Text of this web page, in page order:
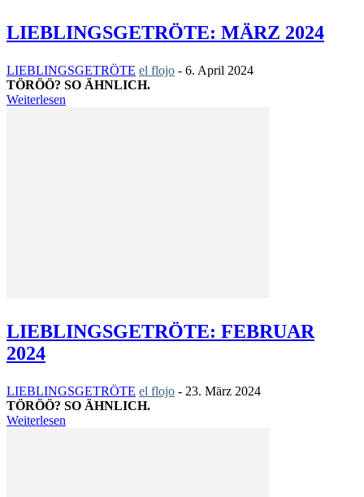
LIEBLINGSGETRÖTE: MÄRZ 2024
LIEBLINGSGETRÖTE el flojo - 6. April 2024
TÖRÖÖ? SO ÄHNLICH.
Weiterlesen
LIEBLINGSGETRÖTE: FEBRUAR
2024
LIEBLINGSGETRÖTE el flojo - 23. März 2024
TÖRÖÖ? SO ÄHNLICH.
Weiterlesen